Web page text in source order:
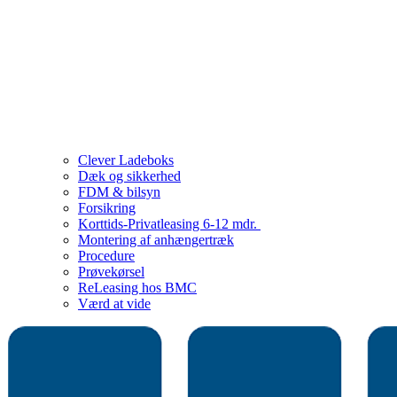
Clever Ladeboks
Dæk og sikkerhed
FDM & bilsyn
Forsikring
Korttids-Privatleasing 6-12 mdr.
Montering af anhængertræk
Procedure
Prøvekørsel
ReLeasing hos BMC
Værd at vide